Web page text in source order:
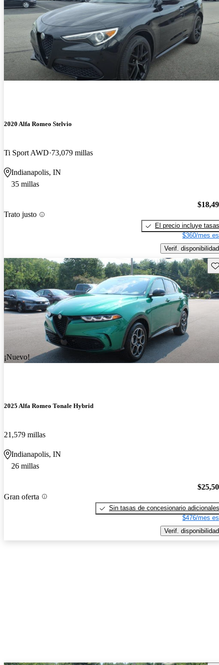
2020 Alfa Romeo Stelvio
Ti Sport AWD 73,079 millas
Indianapolis, IN
35 millas
Trato justo
El precio incluye tasas
$360/mes
Verif. disponibilidad
¡Nuevo!
2025 Alfa Romeo Tonale Hybrid
21,579 millas
Indianapolis, IN
26 millas
Gran oferta
Sin tasas de concesionario adicionales
$476/mes
Verif. disponibilidad